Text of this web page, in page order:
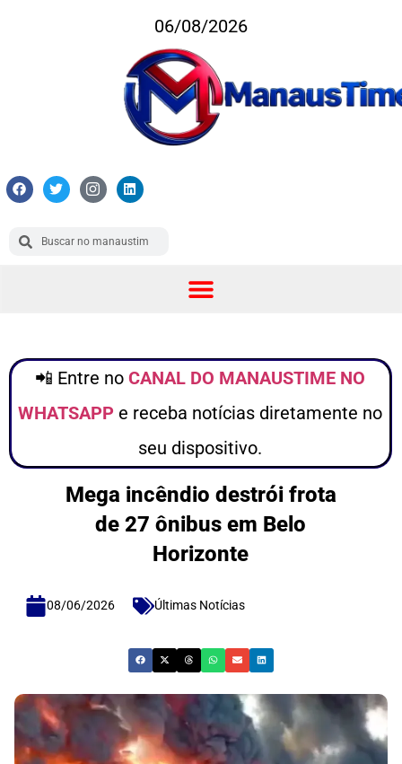
06/08/2026
📲 Entre no CANAL DO MANAUSTIME NO
WHATSAPP e receba notícias diretamente no
seu dispositivo.
Mega incêndio destrói frota
de 27 ônibus em Belo
Horizonte
08/06/2026 Últimas Notícias